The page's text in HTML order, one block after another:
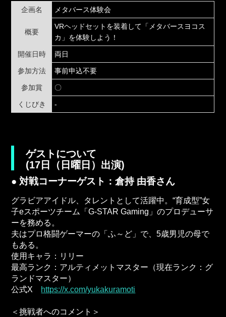
企画名 メタバース体験会
概要
VRヘッドセットを装着して「メタバースヨコス
カ」を体験しよう！
開催日時 両日
参加方法 事前申込不要
参加賞 〇
くじびき -
ゲストについて
(17日（日曜日）出演)
● 対戦コーナーゲスト：倉持 由香さん
グラビアアイドル、タレントとして活躍中。“育成型”女
子eスポーツチーム「G-STAR Gaming」のプロデューサ
ーを務める。
夫はプロ格闘ゲーマーの「ふ～ど」で、5歳男児の母で
もある。
使用キャラ：リリー
最高ランク：アルティメットマスター（現在ランク：グ
ランドマスター）
公式X https://x.com/yukakuramoti
＜挑戦者へのコメント＞